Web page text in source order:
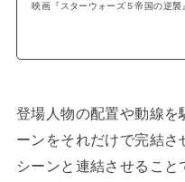
映画『スターウォーズ５帝国の逆襲
登場人物の配置や動線
ーンをそれだけで完結
シーンと連結させるこ